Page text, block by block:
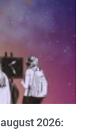
2026: